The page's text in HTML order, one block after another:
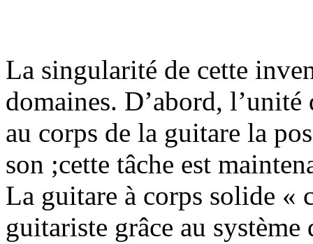
La singularité de cette
domaines. D’abord,
au corps de la guitare la
son ;cette tâche est
La guitare à corps solide «
guitariste grâce au